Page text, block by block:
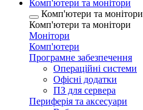
Комп'ютери та монітори
Комп'ютери та монітори
Комп'ютери та монітори
Монітори
Комп'ютери
Програмне забезпечення
Операційні системи
Офісні додатки
ПЗ для сервера
Периферія та аксесуари